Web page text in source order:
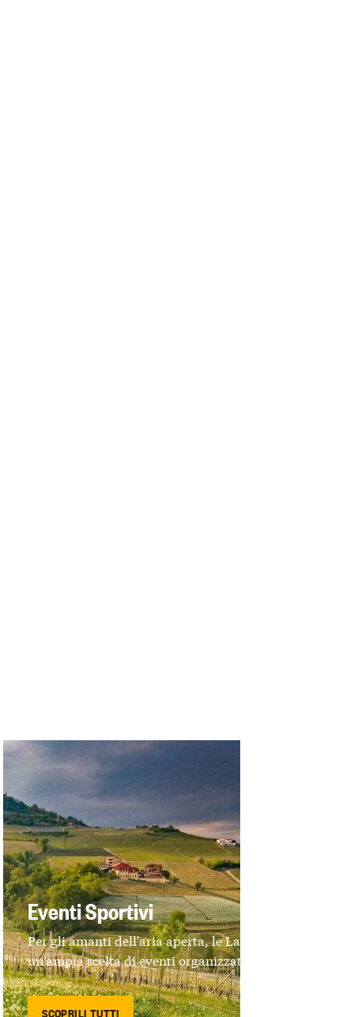
Eventi Sportivi
Per gli amanti dell'aria aperta, le Langhe offrono
un'ampia scelta di eventi organizzati
SCOPRILI TUTTI